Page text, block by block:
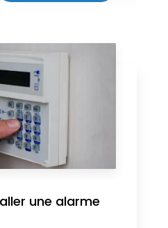
une alarme